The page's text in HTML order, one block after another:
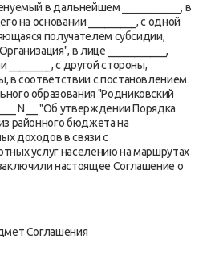
в дальнейшем ___________, в
на основании _________, с одной
получателем субсидии,
в лице ___________,
с другой стороны,
в соответствии с постановлением
образования "Родниковский
N __ "Об утверждении Порядка
районного бюджета на
доходов в связи с
услуг населению на маршрутах
настоящее Соглашение о
Соглашения